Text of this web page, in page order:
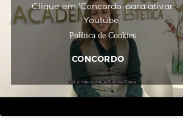
Clique em 'Concordo' para ativar
Youtube
Política de Cookies
CONCORDO